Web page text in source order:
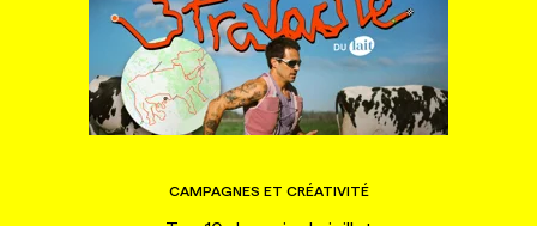
CAMPAGNES ET CRÉATIVITÉ